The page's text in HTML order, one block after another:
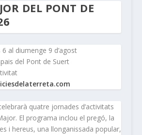
DEL PONT DE
al diumenge 9 d’agost
del Pont de Suert
quatre jornades d’activitats
El programa inclou el pregó, la
i hereus, una llonganissada popular,